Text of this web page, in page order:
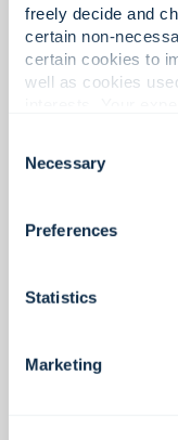
freely decide and
certain non-
certain cookies to
well as cookies
cookies. Click
about who we
Selection
Necessary
Preferences
Statistics
Marketing
Mitra